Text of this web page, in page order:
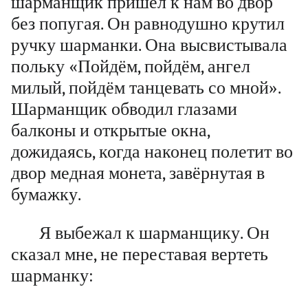
без попугая. Он равнодушно крутил
ручку шарманки. Она высвистывала
польку «Пойдём, пойдём, ангел
милый, пойдём танцевать со мной».
Шарманщик обводил глазами
балконы и открытые окна,
дожидаясь, когда наконец полетит во
двор медная монета, завёрнутая в
бумажку.
Я выбежал к шарманщику. Он
сказал мне, не переставая вертеть
шарманку: